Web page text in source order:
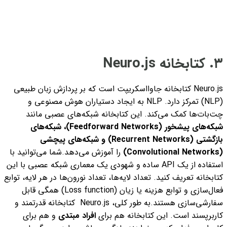
۳. کتابخانه Neuro.js
Neuro.js کتابخانه جاوااسکریپت است که بر پردازش زبان طبیعی
(NLP) تمرکز دارد. NLP به ایجاد دستیاران هوش مصنوعی و
چت‌بات‌ها کمک می‌کند. این کتابخانه شبکه‌های عصبی مانند
شبکه‌های پیشخور (Feedforward Networks)، شبکه‌های
بازگشتی (Recurrent Networks) و
شبکه‌های پیچشی
(Convolutional Networks)
را آموزش می‌دهد.شما می‌توانید با
استفاده از یک API ساده و شهودی یک معماری شبکه عصبی با این
کتابخانه تعریف کنید. تعداد لایه‌ها، تعداد نورون‌ها در هر لایه، توابع
فعال‌سازی و توابع هزینه یا زیان (Loss function) همگی قابل
سفارشی‌سازی هستند.
به طور کلی، Neuro.js کتابخانه قدرتمند و
کاربرپسند است. این کتابخانه هم برای افراد مبتدی و هم برای